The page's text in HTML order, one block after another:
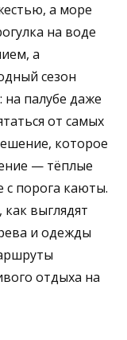
а море
на воде
а
сезон
на палубе даже
от самых
которое
— тёплые
с порога каюты.
выглядят
и одежды
отдыха на